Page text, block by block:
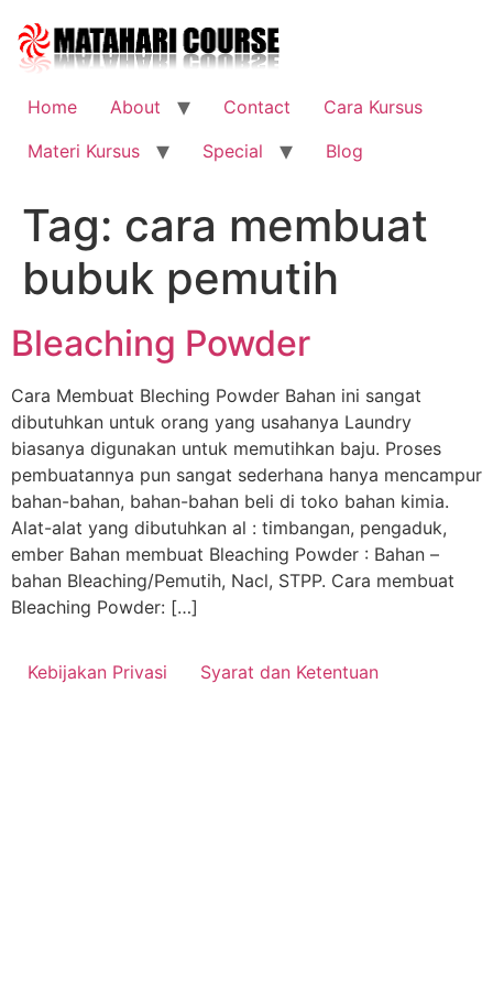
content
Home
About Contact
Cara Kursus
Materi Kursus
Special Blog
Tag: cara membuat
bubuk pemutih
Bleaching Powder
Cara Membuat Bleching Powder Bahan ini sangat
dibutuhkan untuk orang yang usahanya Laundry
biasanya digunakan untuk memutihkan baju. Proses
pembuatannya pun sangat sederhana hanya mencampur
bahan-bahan, bahan-bahan beli di toko bahan kimia.
Alat-alat yang dibutuhkan al : timbangan, pengaduk,
ember Bahan membuat Bleaching Powder : Bahan –
bahan Bleaching/Pemutih, Nacl, STPP. Cara membuat
Bleaching Powder: […]
Kebijakan Privasi Syarat dan Ketentuan